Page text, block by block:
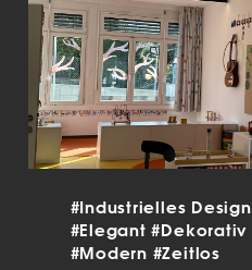
#Industrielles Design
#Elegant#Dekorativ
#Modern #Zeitlos